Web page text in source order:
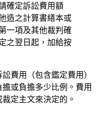
確定訴訟費用額
造之計算書繕本或
一項及其他裁判確
之翌日起，加給按
費用（包含鑑定費用）
或負擔多少比例。費用
定主文來決定的。